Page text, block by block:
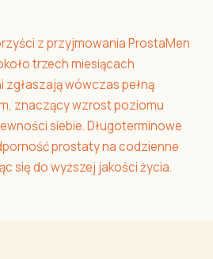
z przyjmowania ProstaMen
trzech miesiącach
wówczas pełną
znaczący wzrost poziomu
siebie. Długoterminowe
prostaty na codzienne
się do wyższej jakości życia.